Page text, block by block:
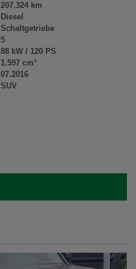
207.324 km
Diesel
Schaltgetriebe
5
88 kW / 120 PS
1.597 cm³
07.2016
SUV